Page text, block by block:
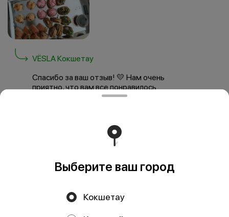
VËSLA Кокшетау
Спасибо за ваш отзыв! 💛 Нам очень
приятно, что вам все понравилось.
Будем рады снова приготовить для вас
Выберите ваш город
Кокшетау